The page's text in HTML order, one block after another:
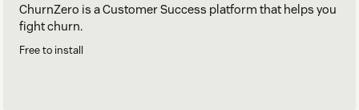
ChurnZero is a Customer Success platform that helps you
fight churn.
Free to install